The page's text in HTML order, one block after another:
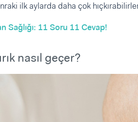
ilk aylarda daha çok
Sağlığı: 11 Soru 11 Cevap!
nasıl geçer?